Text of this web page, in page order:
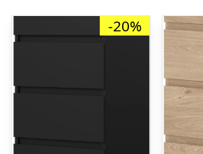
-20%